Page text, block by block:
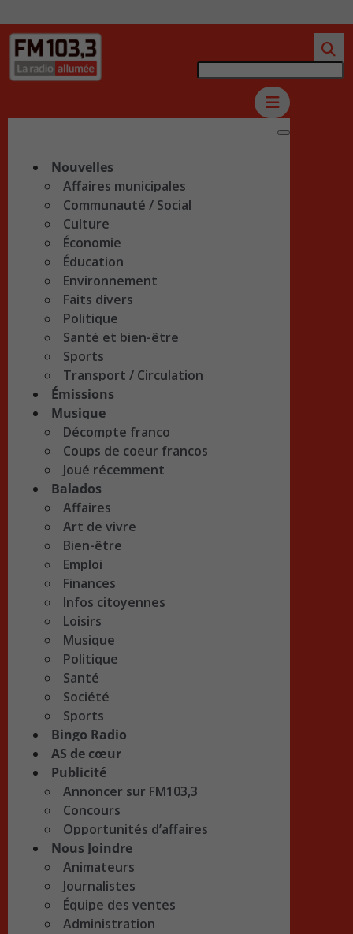
Nouvelles
Affaires municipales
Communauté / Social
Culture
Économie
Éducation
Environnement
Faits divers
Politique
Santé et bien-être
Sports
Transport / Circulation
Émissions
Musique
Décompte franco
Coups de coeur francos
Joué récemment
Balados
Affaires
Art de vivre
Bien-être
Emploi
Finances
Infos citoyennes
Loisirs
Musique
Politique
Santé
Société
Sports
Bingo Radio
AS de cœur
Publicité
Annoncer sur FM103,3
Concours
Opportunités d’affaires
Nous Joindre
Animateurs
Journalistes
Équipe des ventes
Administration